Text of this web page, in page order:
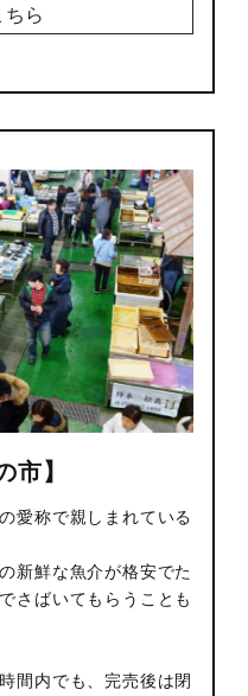
ら
市】
愛称で親しまれている
新鮮な魚介が格安でた
さばいてもらうことも
間内でも、完売後は閉